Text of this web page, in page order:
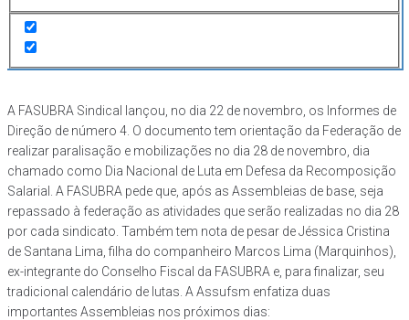
EmGeral
A FASUBRA Sindical lançou, no dia 22 de novembro, os Informes de
Direção de número 4. O documento tem orientação da Federação de
realizar paralisação e mobilizações no dia 28 de novembro, dia
chamado como Dia Nacional de Luta em Defesa da Recomposição
Salarial. A FASUBRA pede que, após as Assembleias de base, seja
repassado à federação as atividades que serão realizadas no dia 28
por cada sindicato. Também tem nota de pesar de Jéssica Cristina
de Santana Lima, filha do companheiro Marcos Lima (Marquinhos),
ex-integrante do Conselho Fiscal da FASUBRA e, para finalizar, seu
tradicional calendário de lutas. A Assufsm enfatiza duas
importantes Assembleias nos próximos dias: